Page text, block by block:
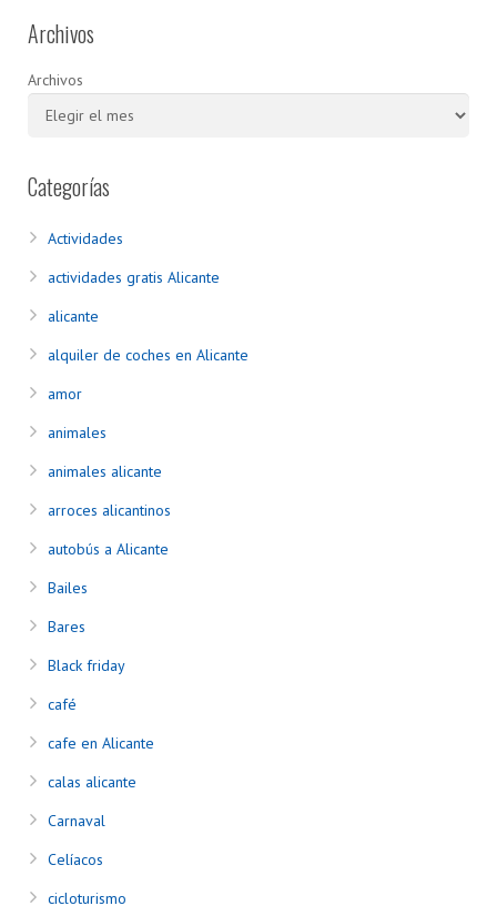
Archivos
Archivos
Categorías
Actividades
actividades gratis Alicante
alicante
alquiler de coches en Alicante
amor
animales
animales alicante
arroces alicantinos
autobús a Alicante
Bailes
Bares
Black friday
café
cafe en Alicante
calas alicante
Carnaval
Celíacos
cicloturismo